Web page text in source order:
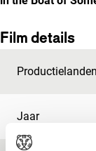
Film details
Productielanden
Jaar